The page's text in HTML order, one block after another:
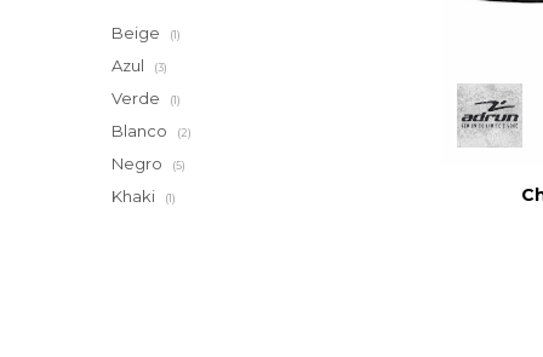
Beige (1)
Azul (3)
Verde (1)
Blanco (2)
Negro (5)
Khaki (1)